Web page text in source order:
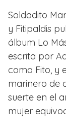
Soldadito
y Fitipaldis
álbum Lo
escrita por
como Fito, y
marinero de
suerte en el
mujer